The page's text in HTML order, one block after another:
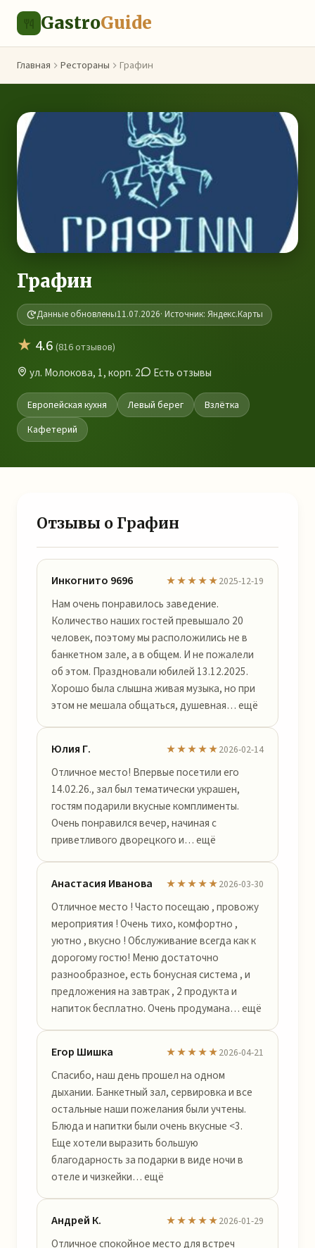
GastroGuide
Главная Рестораны Графин
Графин
Данные обновлены11.07.2026· Источник: Яндекс.Карты
★ 4.6(816 отзывов)
ул. Молокова, 1, корп. 2 Есть отзывы
Европейская кухня Левый берег
Взлётка
Кафетерий
Отзывы о Графин
Инкогнито 9696 ★★★★★2025-12-19
Нам очень понравилось заведение.
Количество наших гостей превышало 20
человек, поэтому мы расположились не в
банкетном зале, а в общем. И не пожалели
об этом. Праздновали юбилей 13.12.2025.
Хорошо была слышна живая музыка, но при
этом не мешала общаться, душевная… ещё
Юлия Г. ★★★★★2026-02-14
Отличное место! Впервые посетили его
14.02.26., зал был тематически украшен,
гостям подарили вкусные комплименты.
Очень понравился вечер, начиная с
приветливого дворецкого и… ещё
Анастасия Иванова ★★★★★2026-03-30
Отличное место ! Часто посещаю , провожу
мероприятия ! Очень тихо, комфортно ,
уютно , вкусно ! Обслуживание всегда как к
дорогому гостю! Меню достаточно
разнообразное, есть бонусная система , и
предложения на завтрак , 2 продукта и
напиток бесплатно. Очень продумана… ещё
Егор Шишка ★★★★★2026-04-21
Спасибо, наш день прошел на одном
дыхании. Банкетный зал, сервировка и все
остальные наши пожелания были учтены.
Блюда и напитки были очень вкусные <3.
Еще хотели выразить большую
благодарность за подарки в виде ночи в
отеле и чизкейки… ещё
Андрей К. ★★★★★2026-01-29
Отличное спокойное место для встреч